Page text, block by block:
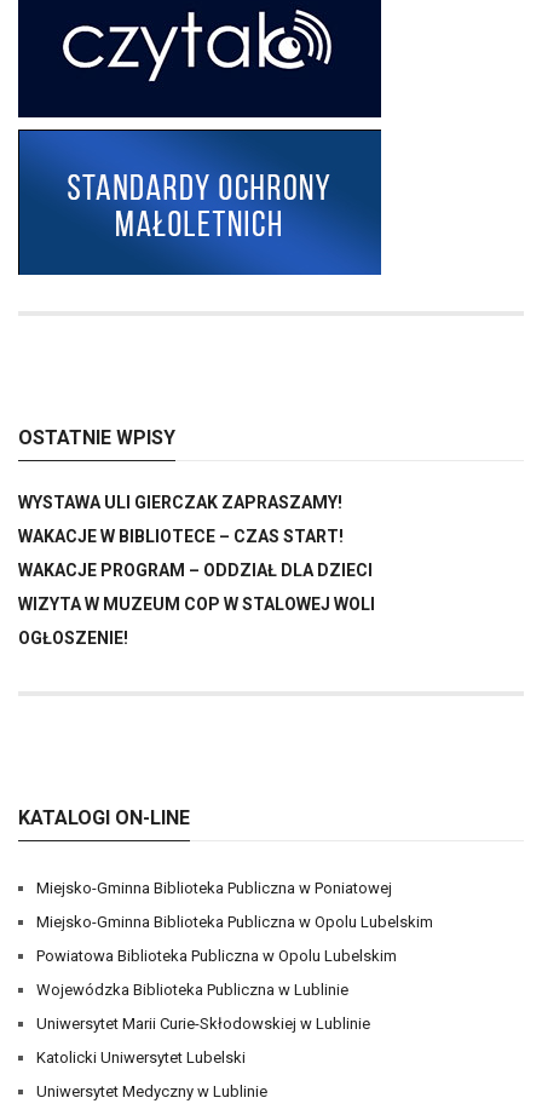
OSTATNIE WPISY
WYSTAWA ULI GIERCZAK ZAPRASZAMY!
WAKACJE W BIBLIOTECE – CZAS START!
WAKACJE PROGRAM – ODDZIAŁ DLA DZIECI
WIZYTA W MUZEUM COP W STALOWEJ WOLI
OGŁOSZENIE!
KATALOGI ON-LINE
Miejsko-Gminna Biblioteka Publiczna w Poniatowej
Miejsko-Gminna Biblioteka Publiczna w Opolu Lubelskim
Powiatowa Biblioteka Publiczna w Opolu Lubelskim
Wojewódzka Biblioteka Publiczna w Lublinie
Uniwersytet Marii Curie-Skłodowskiej w Lublinie
Katolicki Uniwersytet Lubelski
Uniwersytet Medyczny w Lublinie